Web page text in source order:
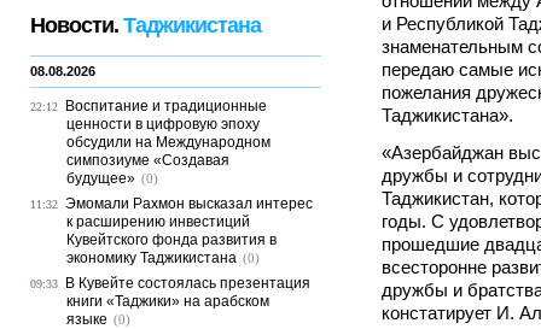
и Республикой
знаменательным
передаю самые
пожелания
Таджикистана».
«Азербайджан
дружбы и
Таджикистан,
годы. С
прошедшие
всесторонне
дружбы и
констатирует И.
Новости. Таджикистана
08.08.2026
22:12
Воспитание и традиционные
ценности в цифровую эпоху
обсудили на Международном
симпозиуме «Создавая
будущее» (0)
11:32 Эмомали Рахмон высказал интерес
к расширению инвестиций
Кувейтского фонда развития в
экономику Таджикистана (0)
09:33
В Кувейте состоялась презентация
книги «Таджики» на арабском
языке (0)